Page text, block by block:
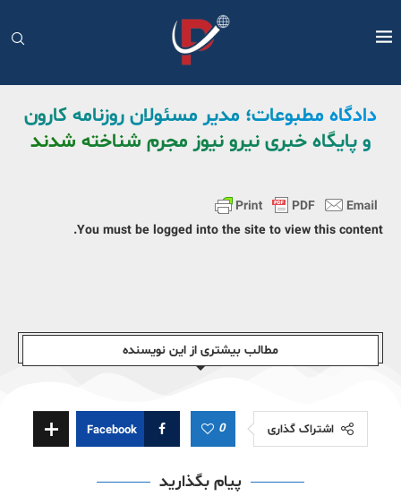
دادگاه مطبوعات؛ مدیر مسئولان روزنامه کارون
و پایگاه خبری نیرو نیوز مجرم شناخته شدند
You must be logged into the site to view this content.
مطالب بیشتری از این نویسندە
اشتراک گذاری 0
Facebook
پیام بگذارید